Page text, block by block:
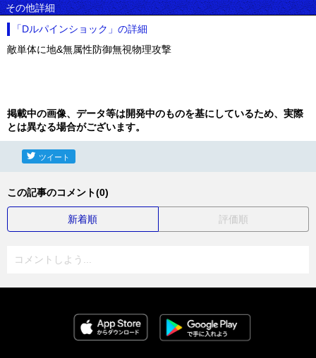
その他詳細
「Dルパインショック」の詳細
敵単体に地&無属性防御無視物理攻撃
掲載中の画像、データ等は開発中のものを基にしているため、実際
とは異なる場合がございます。
ツイート
この記事のコメント(0)
新着順 評価順
コメントしよう...